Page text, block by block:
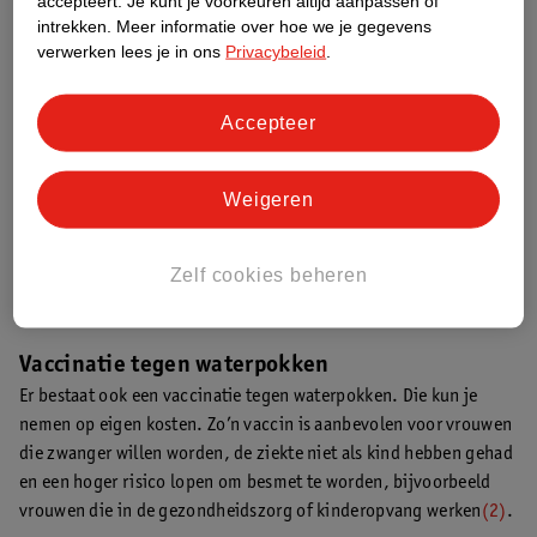
ons schap waterpokken
Volwassenen en kinderen ouder dan 11 moeten met waterpokken
naar de huisarts. Die kan medicijnen voorschrijven die het virus
Bel direct de huisarts als je zwanger bent, een verminderde
jonger dan 3 maanden waterpokken met koorts heeft
Vaccinatie tegen waterpokken
Er bestaat ook een vaccinatie tegen waterpokken. Die kun je
nemen op eigen kosten. Zo’n vaccin is aanbevolen voor vrouwen
die zwanger willen worden, de ziekte niet als kind hebben gehad
en een hoger risico lopen om besmet te worden, bijvoorbeeld
vrouwen die in de gezondheidszorg of kinderopvang werken(2).
intrekken.
Meer informatie over hoe we je gegevens
verwerken lees je in ons Privacybeleid
Zelf cookies beheren
Weigeren
Accepteer